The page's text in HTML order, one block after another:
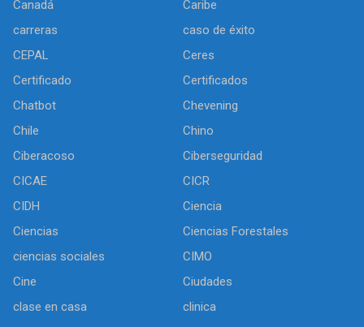
Canadá
Caribe
carreras
caso de éxito
CEPAL
Ceres
Certificado
Certificados
Chatbot
Chevening
Chile
Chino
Ciberacoso
Ciberseguridad
CICAE
CICR
CIDH
Ciencia
Ciencias
Ciencias Forestales
ciencias sociales
CIMO
Cine
Ciudades
clase en casa
clinica